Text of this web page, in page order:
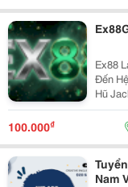
Ex88
Đến
Hũ
Hiện
Ex88
100.000₫
Nam